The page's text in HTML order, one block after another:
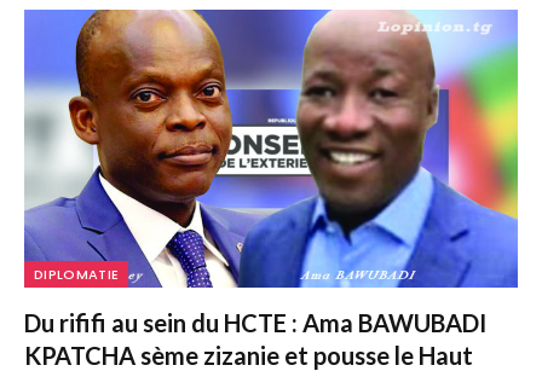
DIPLOMATIE
Du rififi au sein du HCTE : Ama BAWUBADI
KPATCHA sème zizanie et pousse le Haut